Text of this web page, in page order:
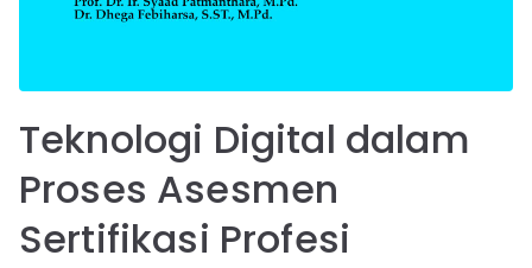
Teknologi Digital dalam
Proses Asesmen
Sertifikasi Profesi